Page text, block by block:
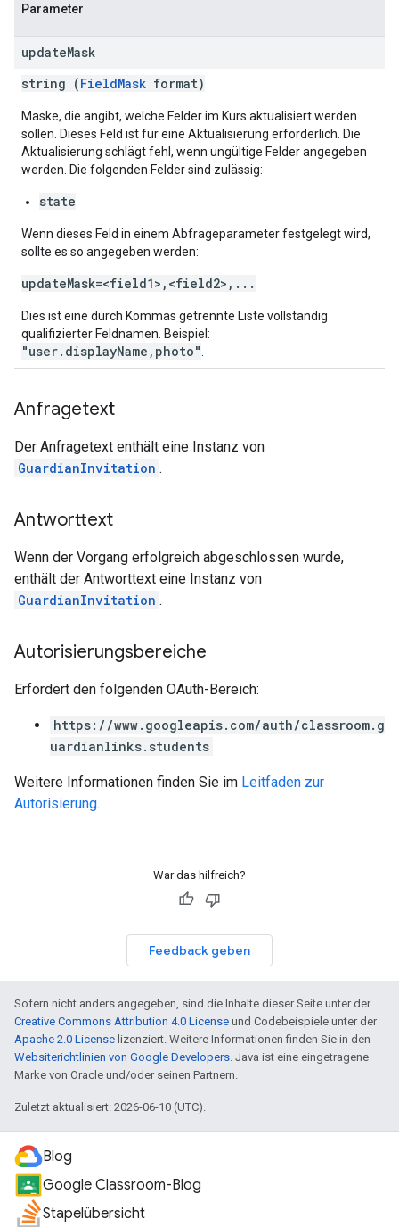
Parameter
updateMask
string (FieldMask format)
Maske, die angibt, welche Felder im Kurs aktualisiert werden
sollen. Dieses Feld ist für eine Aktualisierung erforderlich. Die
Aktualisierung schlägt fehl, wenn ungültige Felder angegeben
werden. Die folgenden Felder sind zulässig:
state
Wenn dieses Feld in einem Abfrageparameter festgelegt wird,
sollte es so angegeben werden:
updateMask=<field1>,<field2>,...
Dies ist eine durch Kommas getrennte Liste vollständig
qualifizierter Feldnamen. Beispiel:
"user.displayName,photo"
Anfragetext
Der Anfragetext enthält eine Instanz von
GuardianInvitation .
Antworttext
Wenn der Vorgang erfolgreich abgeschlossen wurde,
enthält der Antworttext eine Instanz von
GuardianInvitation .
Autorisierungsbereiche
Erfordert den folgenden OAuth-Bereich:
https://www.googleapis.com/auth/classroom.g
uardianlinks.students
Weitere Informationen finden Sie im Leitfaden zur
Autorisierung.
War das hilfreich?
Feedback geben
Sofern nicht anders angegeben, sind die Inhalte dieser Seite unter der
Creative Commons Attribution 4.0 License und Codebeispiele unter der
Apache 2.0 License lizenziert. Weitere Informationen finden Sie in den
Websiterichtlinien von Google Developers. Java ist eine eingetragene
Marke von Oracle und/oder seinen Partnern.
Zuletzt aktualisiert: 2026-06-10 (UTC).
Blog
Google Classroom-Blog
Stapelübersicht